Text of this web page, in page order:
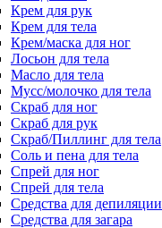
Крем для рук
Крем для тела
Крем/маска для ног
Лосьон для тела
Масло для тела
Мусс/молочко для тела
Скраб для ног
Скраб для рук
Скраб/Пиллинг для тела
Соль и пена для тела
Спрей для ног
Спрей для тела
Средства для депиляции
Средства для загара